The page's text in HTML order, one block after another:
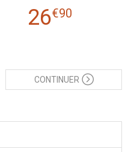
26€90
CONTINUER